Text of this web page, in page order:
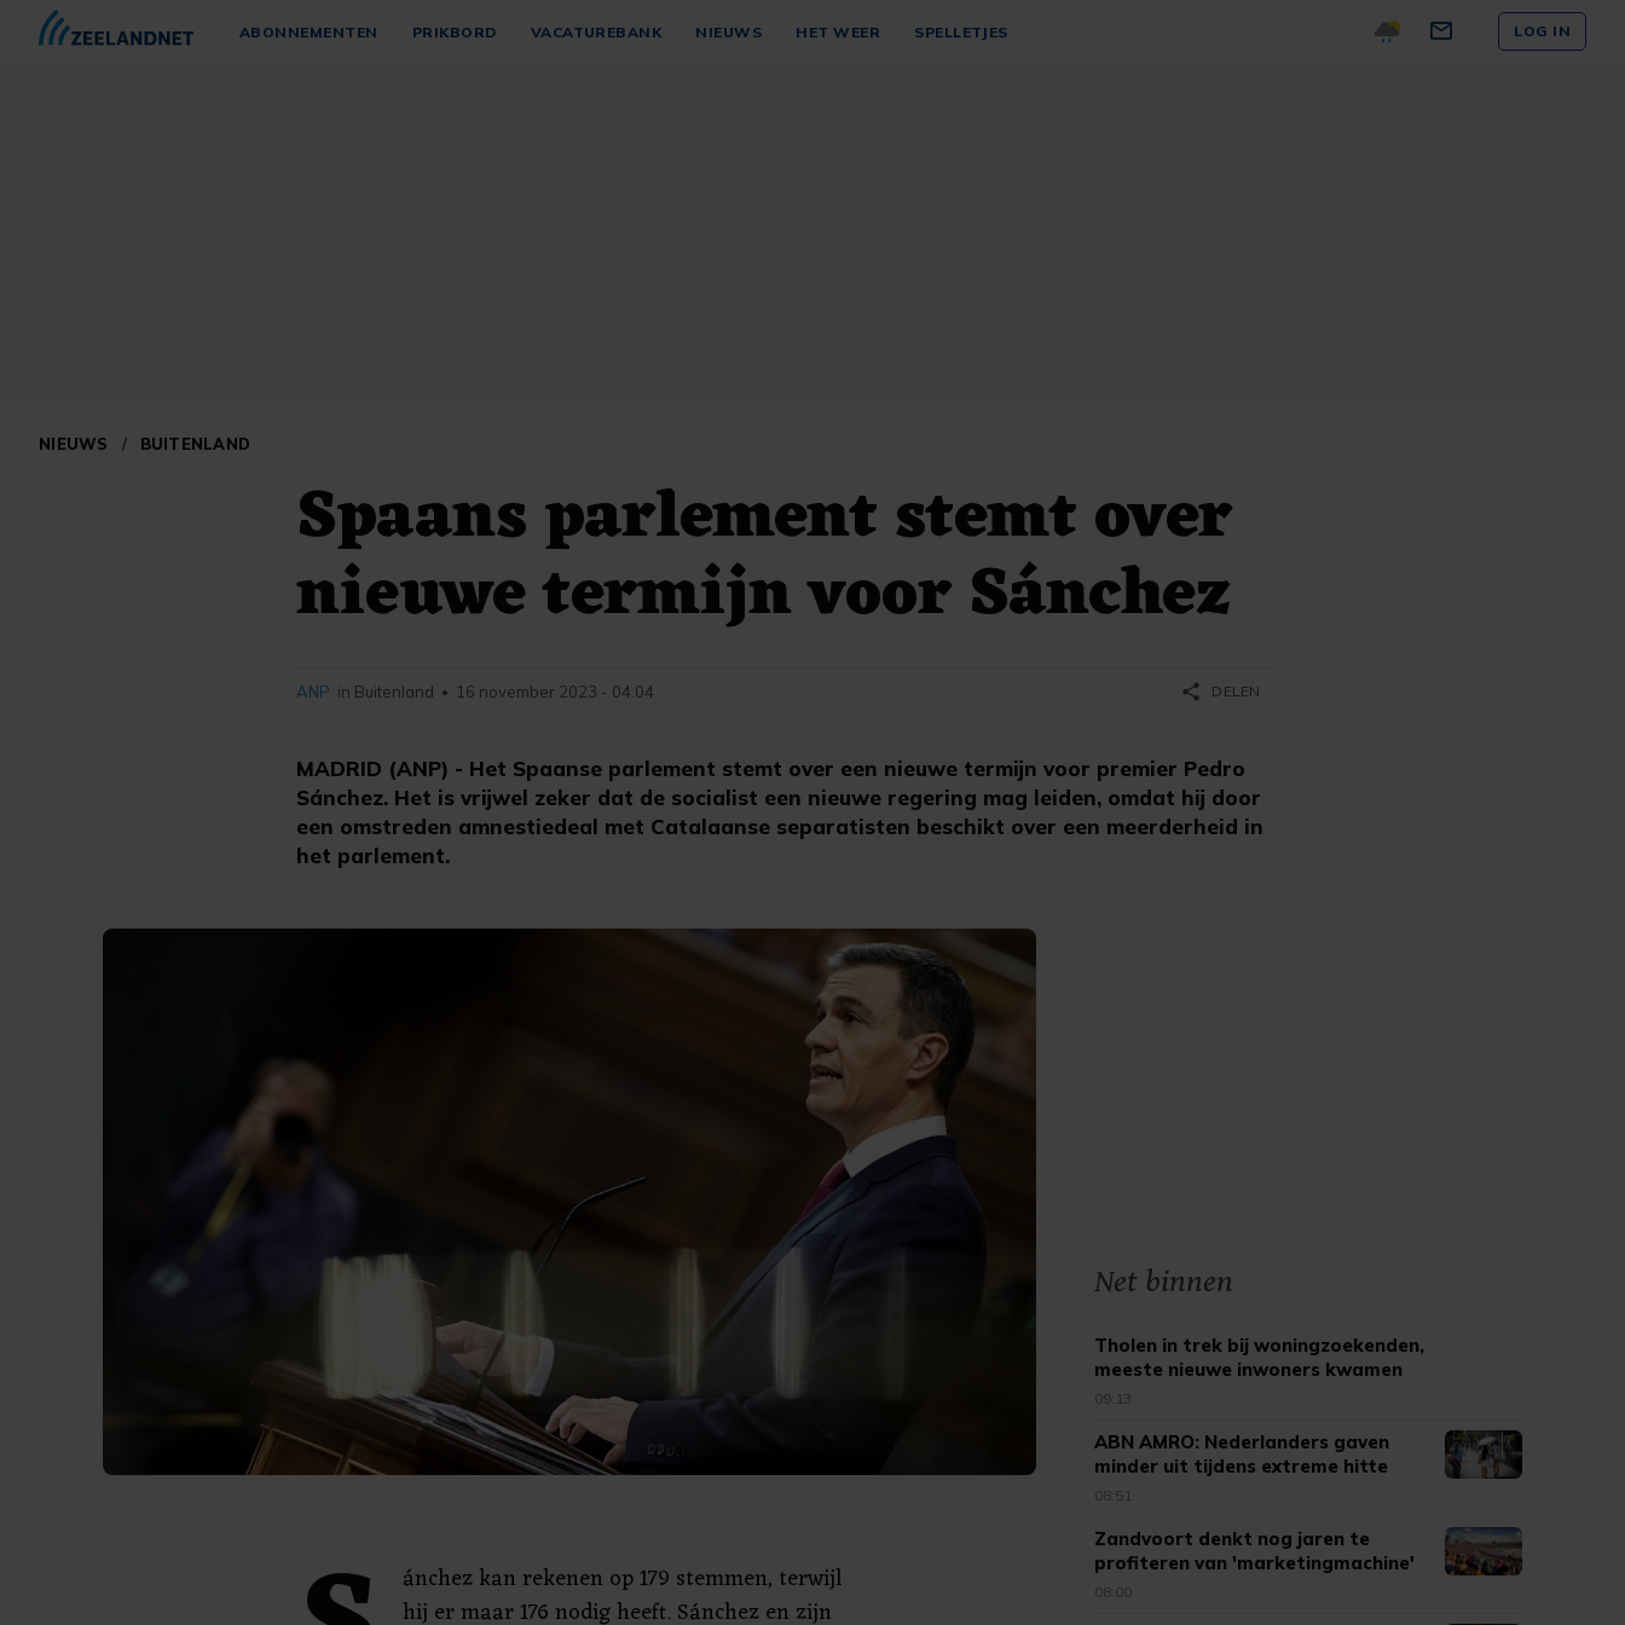
ABONNEMENTEN PRIKBORD VACATUREBANK NIEUWS HET WEER SPELLETJES LOG IN
NIEUWS / BUITENLAND
Spaans parlement stemt over
nieuwe termijn voor Sánchez
MADRID (ANP) - Het Spaanse parlement stemt over een nieuwe termijn voor premier Pedro
Sánchez. Het is vrijwel zeker dat de socialist een nieuwe regering mag leiden, omdat hij door
een omstreden amnestiedeal met Catalaanse separatisten beschikt over een meerderheid in
het parlement.
ANP in Buitenland • 16 november 2023 - 04:04 share DELEN
ánchez kan rekenen op 179 stemmen, terwijl
hij er maar 176 nodig heeft. Sánchez en zijn
Net binnen
Tholen in trek bij woningzoekenden,
meeste nieuwe inwoners kwamen
uit Bergen op Zoom
09:13
ABN AMRO: Nederlanders gaven
minder uit tijdens extreme hitte
08:51
Zandvoort denkt nog jaren te
profiteren van 'marketingmachine'
F1
08:00